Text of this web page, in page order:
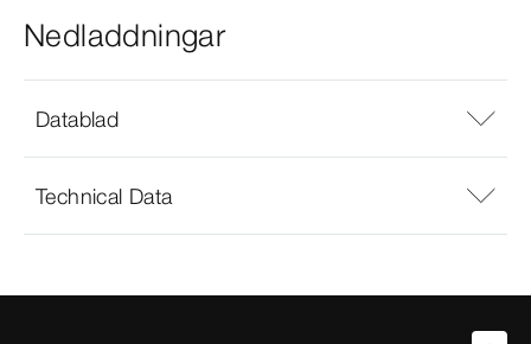
Nedladdningar
Datablad
Technical Data